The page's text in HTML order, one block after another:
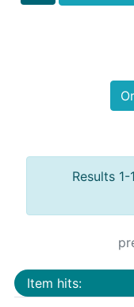
Results
Item hits: